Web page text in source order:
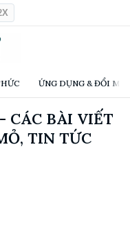
ỨNG DỤNG & ĐỔI
CÁC BÀI VIẾT
TIN TỨC